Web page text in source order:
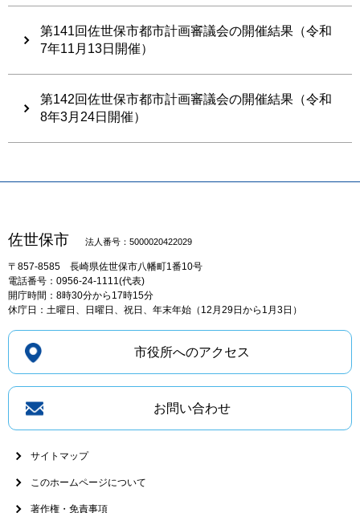
第141回佐世保市都市計画審議会の開催結果（令和
7年11月13日開催）
第142回佐世保市都市計画審議会の開催結果（令和
8年3月24日開催）
佐世保市 法人番号：5000020422029
〒857-8585 長崎県佐世保市八幡町1番10号
電話番号：0956-24-1111(代表)
開庁時間：8時30分から17時15分
休庁日：土曜日、日曜日、祝日、年末年始（12月29日から1月3日）
市役所へのアクセス
お問い合わせ
サイトマップ
このホームページについて
著作権・免責事項